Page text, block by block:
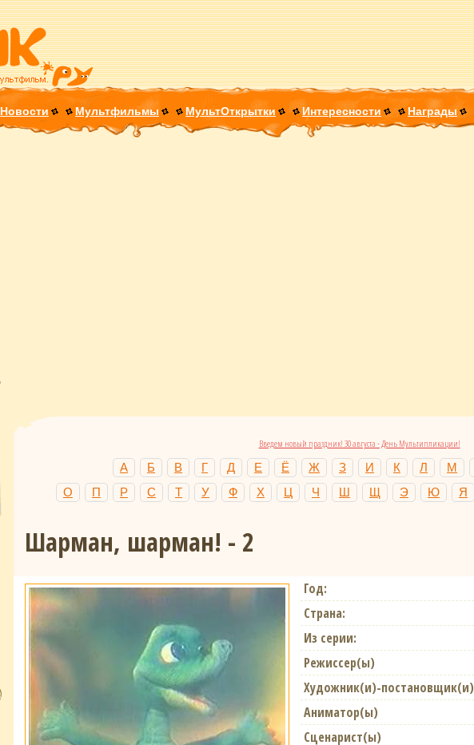
Новости Мультфильмы МультОткрытки Интересности Награды
Введем новый праздник! 30 августа - День Мультипликации!
А Б В Г Д Е Ё Ж З И К Л М
О
П Р С Т У Ф Х Ц Ч Ш Щ Э Ю Я
Шарман, шарман! - 2
Год:
Страна:
Из серии:
Режиссер(ы)
Художник(и)-постановщик(и)
Аниматор(ы)
Сценарист(ы)